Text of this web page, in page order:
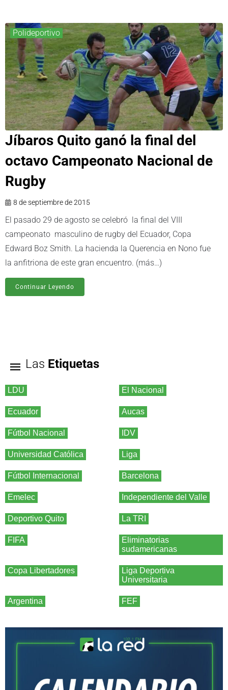
Polideportivo
Jíbaros Quito ganó la final del
octavo Campeonato Nacional de
Rugby
8 de septiembre de 2015
El pasado 29 de agosto se celebró la final del VIII
campeonato masculino de rugby del Ecuador, Copa
Edward Boz Smith. La hacienda la Querencia en Nono fue
la anfitriona de este gran encuentro. (más…)
Continuar Leyendo
Las Etiquetas
LDU El Nacional
Ecuador Aucas
Fútbol Nacional IDV
Universidad Católica Liga
Fútbol Internacional Barcelona
Emelec Independiente del Valle
Deportivo Quito La TRI
FIFA
Eliminatorias
sudamericanas
Copa Libertadores
Liga Deportiva
Universitaria
Argentina FEF